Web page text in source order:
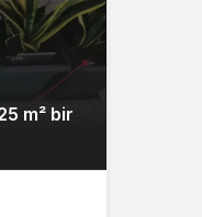
m² bir